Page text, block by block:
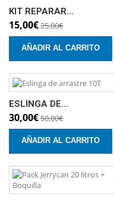
KIT REPARAR...
15,00€25,00€
AÑADIR AL CARRITO
ESLINGA DE...
30,00€50,00€
AÑADIR AL CARRITO